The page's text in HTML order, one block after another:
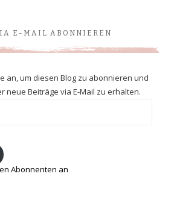
E-MAIL ABONNIEREN
an, um diesen Blog zu abonnieren und
neue Beiträge via E-Mail zu erhalten.
Abonnenten an